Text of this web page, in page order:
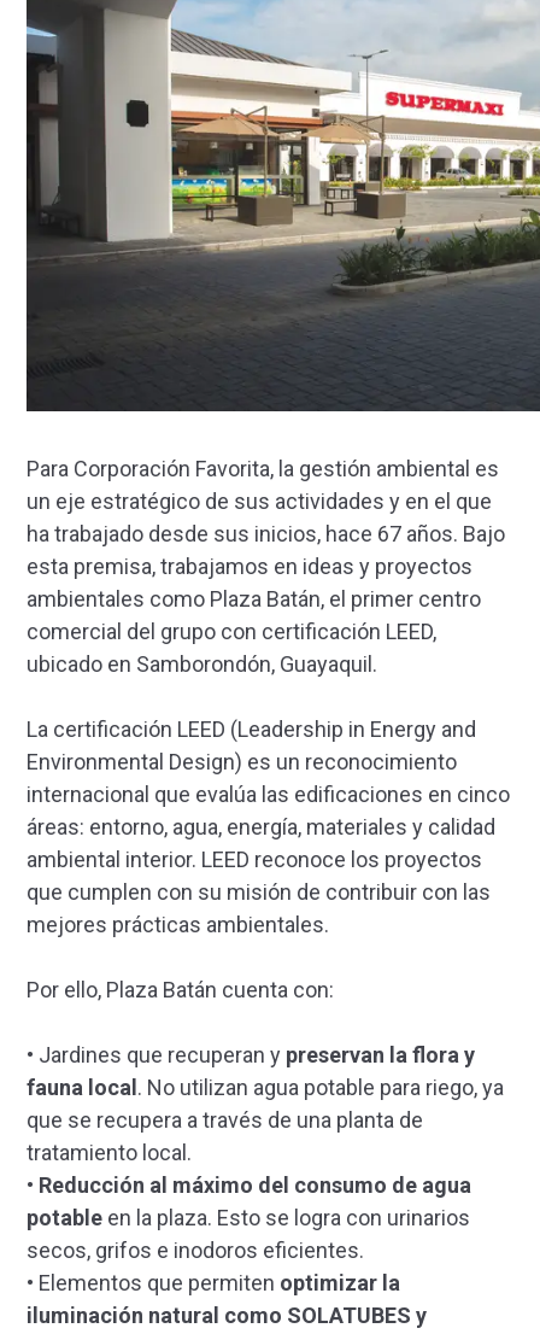
Para Corporación Favorita, la gestión ambiental es
un eje estratégico de sus actividades y en el que
ha trabajado desde sus inicios, hace 67 años. Bajo
esta premisa, trabajamos en ideas y proyectos
ambientales como Plaza Batán, el primer centro
comercial del grupo con certificación LEED,
ubicado en Samborondón, Guayaquil.
La certificación LEED (Leadership in Energy and
Environmental Design) es un reconocimiento
internacional que evalúa las edificaciones en cinco
áreas: entorno, agua, energía, materiales y calidad
ambiental interior. LEED reconoce los proyectos
que cumplen con su misión de contribuir con las
mejores prácticas ambientales.
Por ello, Plaza Batán cuenta con:
• Jardines que recuperan y preservan la flora y
fauna local . No utilizan agua potable para riego, ya
que se recupera a través de una planta de
tratamiento local.
• Reducción al máximo del consumo de agua
potable en la plaza. Esto se logra con urinarios
secos, grifos e inodoros eficientes.
• Elementos que permiten optimizar la
iluminación natural como SOLATUBES y